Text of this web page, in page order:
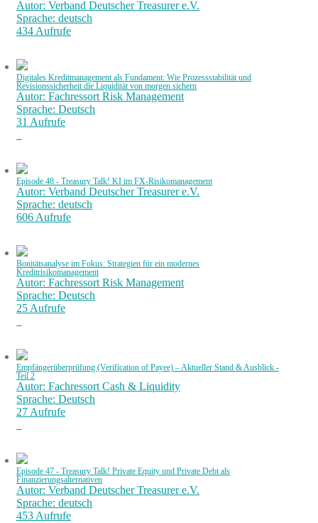
Autor: Verband Deutscher Treasurer e.V.
Sprache: deutsch
434 Aufrufe
Digitales Kreditmanagement als Fundament: Wie Prozessstabilität und
Revisionssicherheit die Liquidität von morgen sichern
Autor: Fachressort Risk Management
Sprache: Deutsch
31 Aufrufe
Episode 48 - Treasury Talk! KI im FX-Risikomanagement
Autor: Verband Deutscher Treasurer e.V.
Sprache: deutsch
606 Aufrufe
Bonitätsanalyse im Fokus: Strategien für ein modernes
Kreditrisikomanagement
Autor: Fachressort Risk Management
Sprache: Deutsch
25 Aufrufe
Empfängerüberprüfung (Verification of Payee) – Aktueller Stand & Ausblick -
Teil 2
Autor: Fachressort Cash & Liquidity
Sprache: Deutsch
27 Aufrufe
Episode 47 - Treasury Talk! Private Equity und Private Debt als
Finanzierungsalternativen
Autor: Verband Deutscher Treasurer e.V.
Sprache: deutsch
453 Aufrufe